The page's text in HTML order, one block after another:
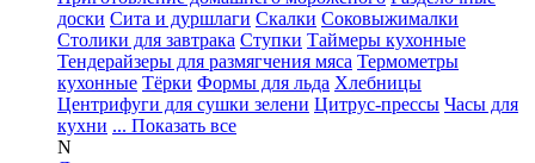
доски Сита и дуршлаги Скалки Соковыжималки
Столики для завтрака Ступки Таймеры кухонные
Тендерайзеры для размягчения мяса Термометры
кухонные Тёрки Формы для льда Хлебницы
Центрифуги для сушки зелени Цитрус-прессы Часы для
кухни ... Показать все
N